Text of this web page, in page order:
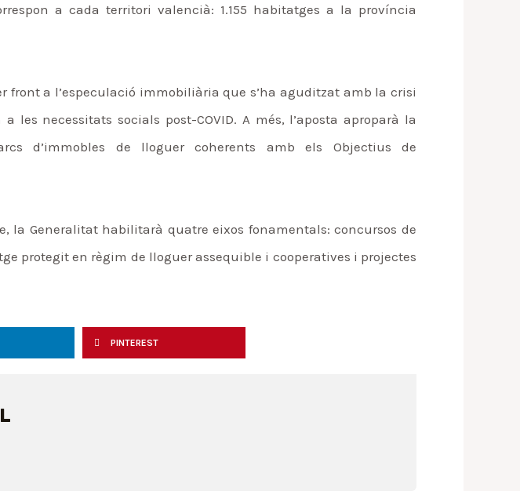
a cada territori valencià: 1.155 habitatges a la província
front a l’especulació immobiliària que s’ha aguditzat amb la crisi
necessitats socials post-COVID. A més, l’aposta aproparà la
d’immobles de lloguer coherents amb els Objectius de
la Generalitat habilitarà quatre eixos fonamentals: concursos de
protegit en règim de lloguer assequible i cooperatives i projectes
PINTEREST